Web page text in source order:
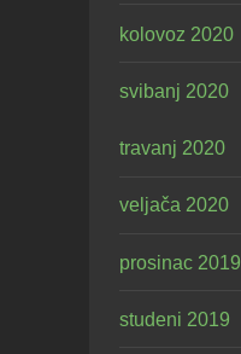
kolovoz 2020
svibanj 2020
travanj 2020
veljača 2020
prosinac 2019
studeni 2019